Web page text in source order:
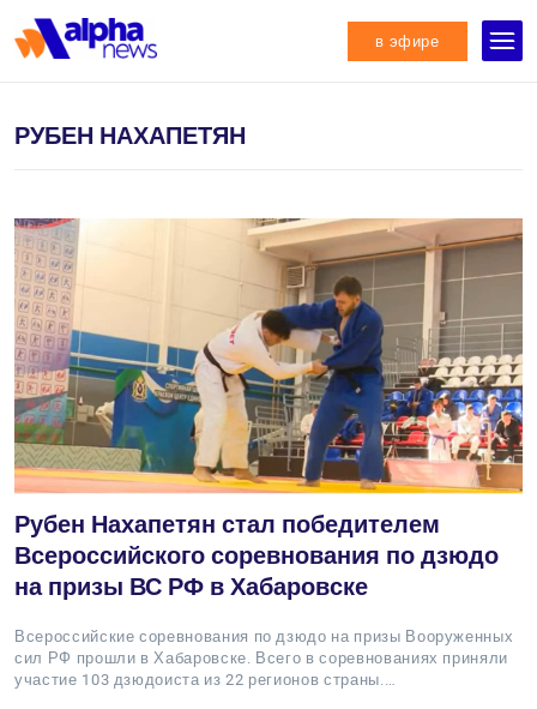
в эфире
РУБЕН НАХАПЕТЯН
Рубен Нахапетян стал победителем
Всероссийского соревнования по дзюдо
на призы ВС РФ в Хабаровске
Всероссийские соревнования по дзюдо на призы Вооруженных
сил РФ прошли в Хабаровске. Всего в соревнованиях приняли
участие 103 дзюдоиста из 22 регионов страны.…